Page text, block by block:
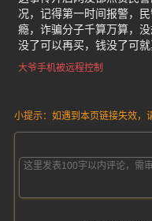
况，记得第一时间报警，
瘾，诈骗分子千算万算，
没了可以再买，钱没了可
大爷手机被远程控制
小提示：如遇到本页链接失效，